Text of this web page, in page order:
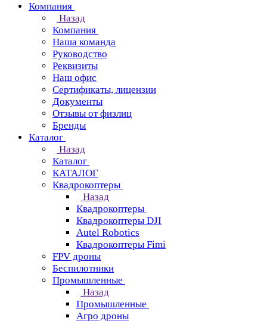
Компания
Назад
Компания
Наша команда
Руководство
Реквизиты
Наш офис
Сертификаты, лицензии
Документы
Отзывы от физлиц
Бренды
Каталог
Назад
Каталог
КАТАЛОГ
Квадрокоптеры
Назад
Квадрокоптеры
Квадрокоптеры DJI
Autel Robotics
Квадрокоптеры Fimi
FPV дроны
Беспилотники
Промышленные
Назад
Промышленные
Агро дроны